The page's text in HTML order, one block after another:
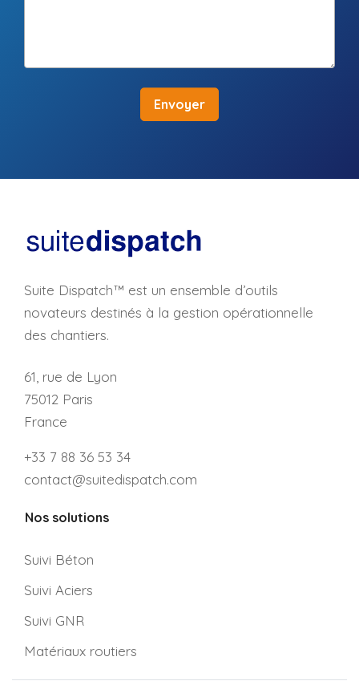
Envoyer
Suite Dispatch™ est un ensemble d’outils
novateurs destinés à la gestion opérationnelle
des chantiers.
61, rue de Lyon
75012 Paris
France
+33 7 88 36 53 34
contact@suitedispatch.com
Nos solutions
Suivi Béton
Suivi Aciers
Suivi GNR
Matériaux routiers